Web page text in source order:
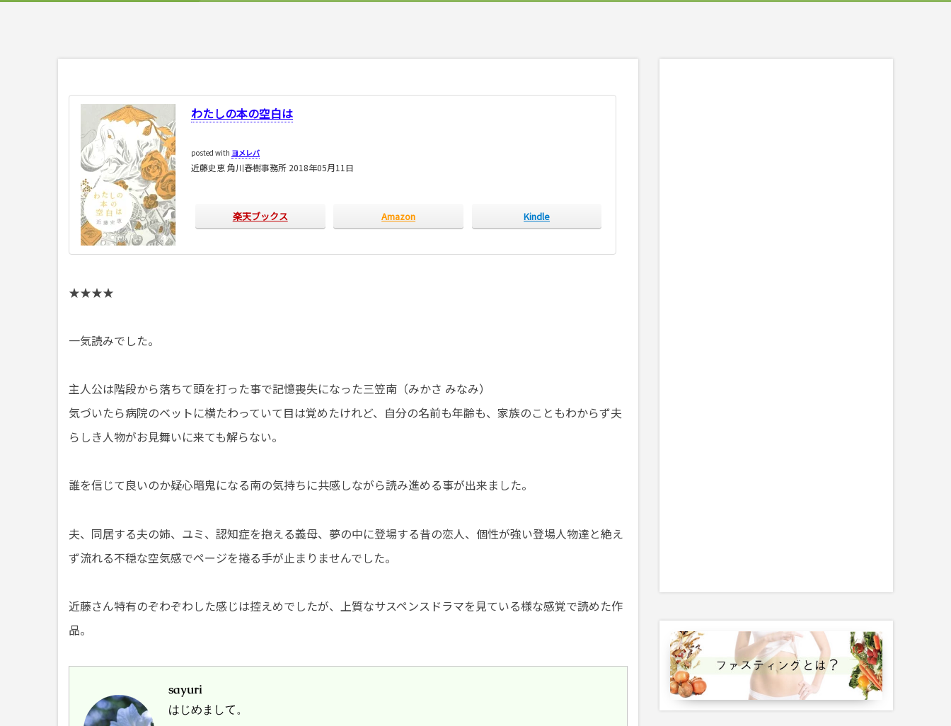
わたしの本の空白は
posted with ヨメレバ
近藤史恵 角川春樹事務所 2018年05月11日
楽天ブックス Amazon Kindle
★★★★
一気読みでした。
主人公は階段から落ちて頭を打った事で記憶喪失になった三笠南（みかさ みなみ）
気づいたら病院のベットに横たわっていて目は覚めたけれど、自分の名前も年齢も、家族のこともわからず夫
らしき人物がお見舞いに来ても解らない。
誰を信じて良いのか疑心暗鬼になる南の気持ちに共感しながら読み進める事が出来ました。
夫、同居する夫の姉、ユミ、認知症を抱える義母、夢の中に登場する昔の恋人、個性が強い登場人物達と絶え
ず流れる不穏な空気感でページを捲る手が止まりませんでした。
近藤さん特有のぞわぞわした感じは控えめでしたが、上質なサスペンスドラマを見ている様な感覚で読めた作
品。
sayuri
はじめまして。